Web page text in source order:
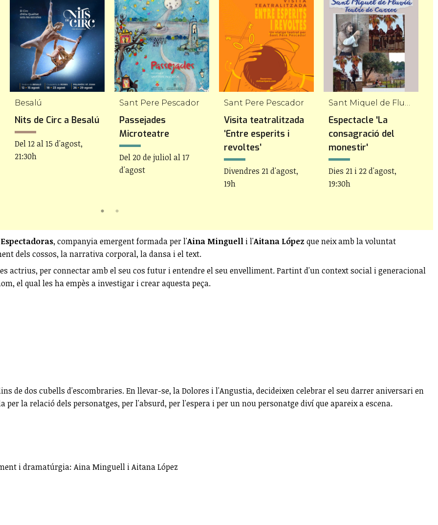
Besalú
Nits de Circ a Besalú
Del 12 al 15 d'agost,
21:30h
Sant Pere Pescador
Passejades
Microteatre
Del 20 de juliol al 17
d'agost
Sant Pere Pescador
Visita teatralitzada
‘Entre esperits i
revoltes’
Divendres 21 d'agost,
19h
Espectacle 'La
consagració del
monestir'
Dies 21 i 22 d'agost,
19:30h
, companyia emergent formada per l'Aina Minguell i l'Aitana López que neix amb la voluntat
dels cossos, la narrativa corporal, la dansa i el text.
actrius, per connectar amb el seu cos futur i entendre el seu envelliment. Partint d'un context social i generacional
el qual les ha empès a investigar i crear aquesta peça.
de dos cubells d'escombraries. En llevar-se, la Dolores i l'Angustia, decideixen celebrar el seu darrer aniversari en
la relació dels personatges, per l'absurd, per l'espera i per un nou personatge diví que apareix a escena.
i dramatúrgia: Aina Minguell i Aitana López